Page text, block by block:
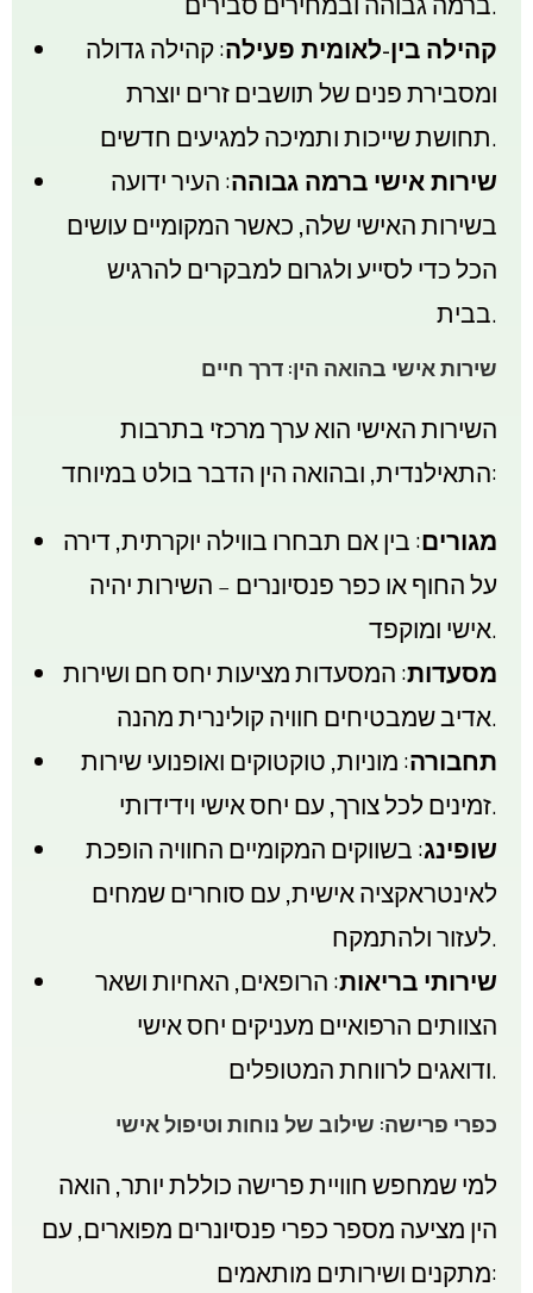
קהילה בין-לאומית פעילה: קהילה גדולה
ומסבירת פנים של תושבים זרים יוצרת
תחושת שייכות ותמיכה למגיעים חדשים.
שירות אישי ברמה גבוהה: העיר ידועה
בשירות האישי שלה, כאשר המקומיים עושים
הכל כדי לסייע ולגרום למבקרים להרגיש
בבית.
שירות אישי בהואה הין: דרך חיים
השירות האישי הוא ערך מרכזי בתרבות
התאילנדית, ובהואה הין הדבר בולט במיוחד:
מגורים: בין אם תבחרו בווילה יוקרתית, דירה
על החוף או כפר פנסיונרים – השירות יהיה
אישי ומוקפד.
מסעדות: המסעדות מציעות יחס חם ושירות
אדיב שמבטיחים חוויה קולינרית מהנה.
תחבורה: מוניות, טוקטוקים ואופנועי שירות
זמינים לכל צורך, עם יחס אישי וידידותי.
שופינג: בשווקים המקומיים החוויה הופכת
לאינטראקציה אישית, עם סוחרים שמחים
לעזור ולהתמקח.
שירותי בריאות: הרופאים, האחיות ושאר
הצוותים הרפואיים מעניקים יחס אישי
ודואגים לרווחת המטופלים.
כפרי פרישה: שילוב של נוחות וטיפול אישי
למי שמחפש חוויית פרישה כוללת יותר, הואה
הין מציעה מספר כפרי פנסיונרים מפוארים, עם
מתקנים ושירותים מותאמים: